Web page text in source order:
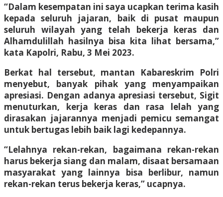
“Dalam kesempatan ini saya ucapkan terima kasih
kepada seluruh jajaran, baik di pusat maupun
seluruh wilayah yang telah bekerja keras dan
Alhamdulillah hasilnya bisa kita lihat bersama,”
kata Kapolri, Rabu, 3 Mei 2023.
Berkat hal tersebut, mantan Kabareskrim Polri
menyebut, banyak pihak yang menyampaikan
apresiasi. Dengan adanya apresiasi tersebut, Sigit
menuturkan, kerja keras dan rasa lelah yang
dirasakan jajarannya menjadi pemicu semangat
untuk bertugas lebih baik lagi kedepannya.
“Lelahnya rekan-rekan, bagaimana rekan-rekan
harus bekerja siang dan malam, disaat bersamaan
masyarakat yang lainnya bisa berlibur, namun
rekan-rekan terus bekerja keras,” ucapnya.